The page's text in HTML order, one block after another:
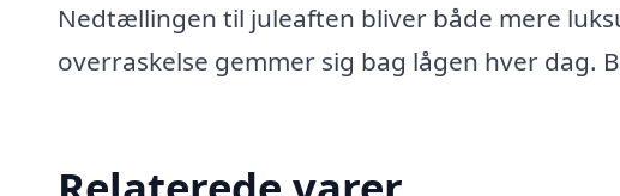
Nedtællingen til juleaften bliver både mere
overraskelse gemmer sig bag lågen hver dag.